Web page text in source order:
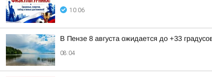
10:06
В Пензе 8 августа ожидается до +33
08:04